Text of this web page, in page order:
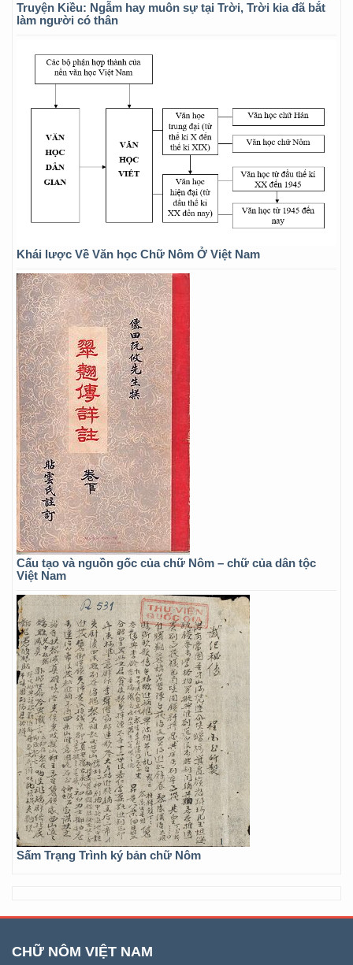
Truyện Kiều: Ngẫm hay muôn sự tại Trời, Trời kia đã bắt
làm người có thân
Khái lược Về Văn học Chữ Nôm Ở Việt Nam
Cấu tạo và nguồn gốc của chữ Nôm – chữ của dân tộc
Việt Nam
Sấm Trạng Trình ký bản chữ Nôm
CHỮ NÔM VIỆT NAM